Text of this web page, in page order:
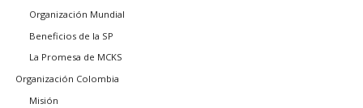
Organización Mundial
Beneficios de la SP
La Promesa de MCKS
Organización Colombia
Misión